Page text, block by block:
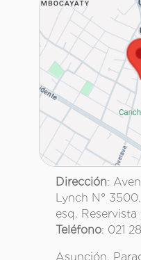
Dirección:
Lynch N° 3500.
esq.
Teléfono: 021
Asunción,